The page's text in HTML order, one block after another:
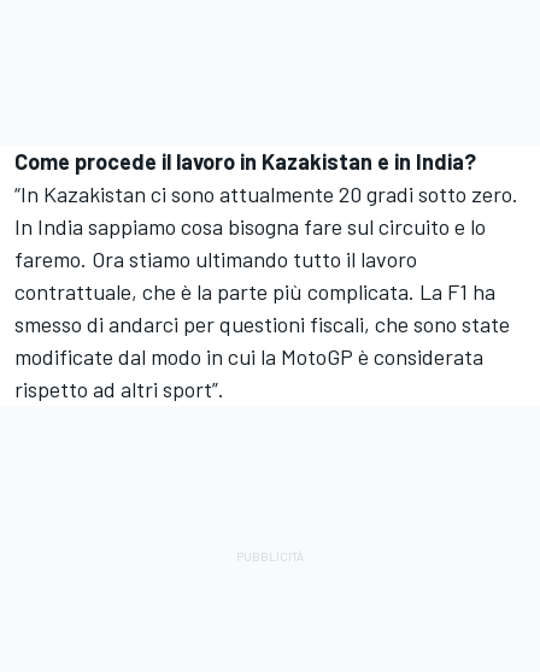
Come procede il lavoro in Kazakistan e in India?
“In Kazakistan ci sono attualmente 20 gradi sotto zero.
In India sappiamo cosa bisogna fare sul circuito e lo
faremo. Ora stiamo ultimando tutto il lavoro
contrattuale, che è la parte più complicata. La F1 ha
smesso di andarci per questioni fiscali, che sono state
modificate dal modo in cui la MotoGP è considerata
rispetto ad altri sport”.